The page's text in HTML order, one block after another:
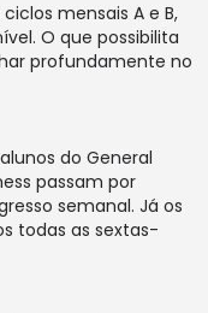
mensais A e B,
O que possibilita
profundamente no
do General
passam por
semanal. Já os
todas as sextas-